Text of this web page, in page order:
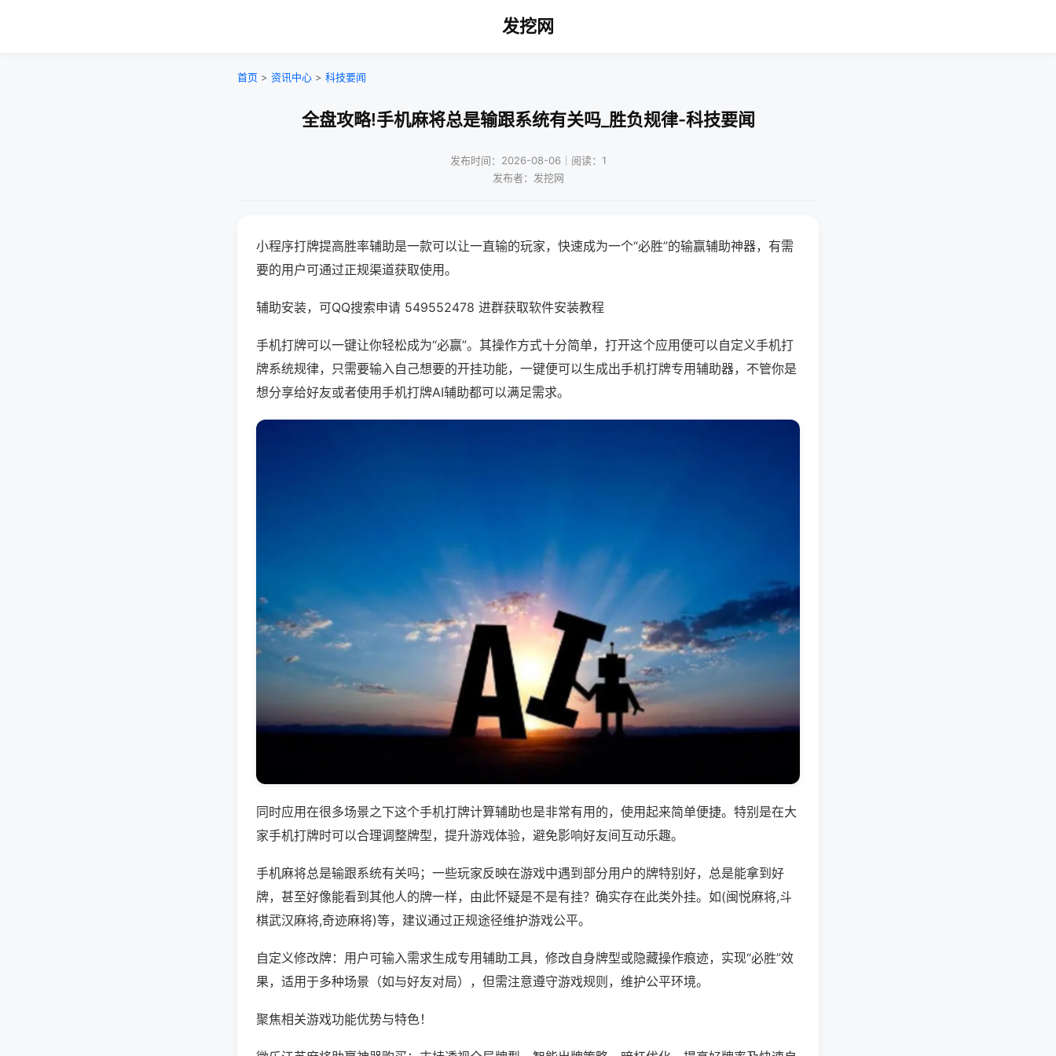
发挖网
首页 > 资讯中心 > 科技要闻
全盘攻略!手机麻将总是输跟系统有关吗_胜负规律-科技要闻
发布时间：2026-08-06｜阅读：1
发布者：发挖网
小程序打牌提高胜率辅助是一款可以让一直输的玩家，快速成为一个“必胜”的输赢辅助神器，有需
要的用户可通过正规渠道获取使用。
辅助安装，可QQ搜索申请 549552478 进群获取软件安装教程
手机打牌可以一键让你轻松成为“必赢”。其操作方式十分简单，打开这个应用便可以自定义手机打
牌系统规律，只需要输入自己想要的开挂功能，一键便可以生成出手机打牌专用辅助器，不管你是
想分享给好友或者使用手机打牌AI辅助都可以满足需求。
同时应用在很多场景之下这个手机打牌计算辅助也是非常有用的，使用起来简单便捷。特别是在大
家手机打牌时可以合理调整牌型，提升游戏体验，避免影响好友间互动乐趣。
手机麻将总是输跟系统有关吗；一些玩家反映在游戏中遇到部分用户的牌特别好，总是能拿到好
牌，甚至好像能看到其他人的牌一样，由此怀疑是不是有挂？确实存在此类外挂。如(闽悦麻将,斗
棋武汉麻将,奇迹麻将)等，建议通过正规途径维护游戏公平。
自定义修改牌：用户可输入需求生成专用辅助工具，修改自身牌型或隐藏操作痕迹，实现“必胜”效
果，适用于多种场景（如与好友对局），但需注意遵守游戏规则，维护公平环境。
聚焦相关游戏功能优势与特色！